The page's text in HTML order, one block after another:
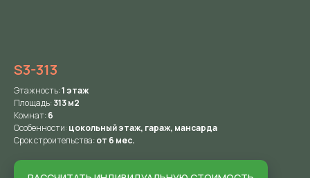
S3-313
Этажность:1 этаж
Площадь:313 м2
Комнат:6
Особенности:цокольный этаж, гараж, мансарда
Срок строительства:от 6 мес.